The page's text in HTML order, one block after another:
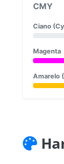
CMY
Ciano
Magenta
Amarelo